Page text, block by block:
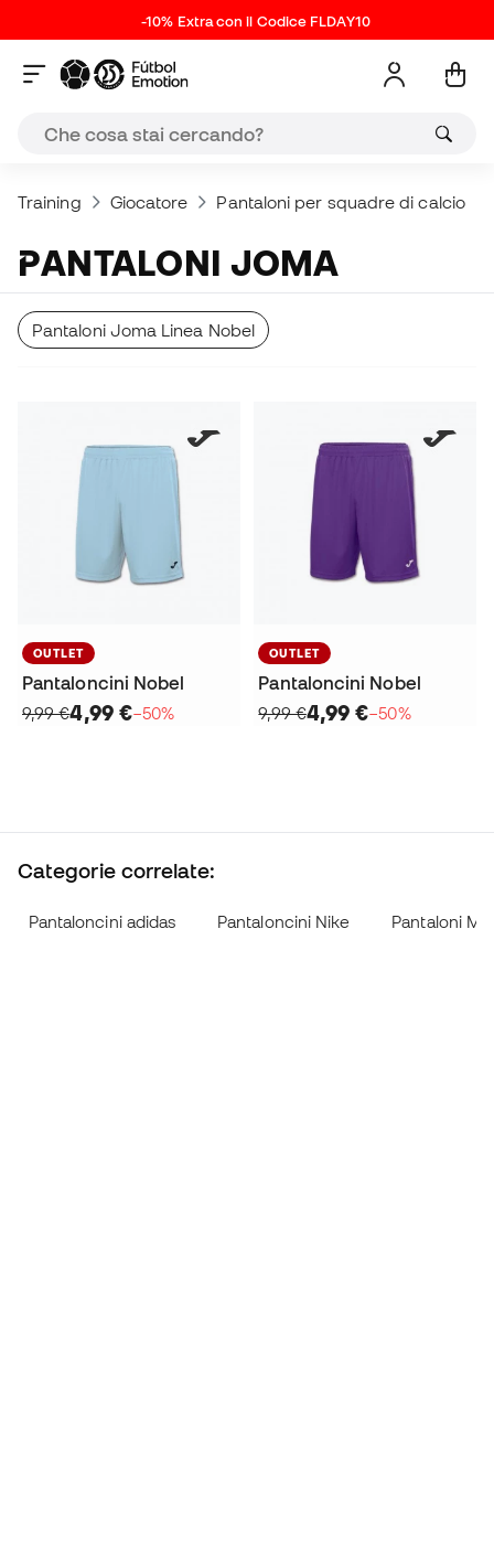
-10% Extra con il Codice FLDAY10
Training Giocatore Pantaloni per squadre di calcio
PANTALONI JOMA
Pantaloni Joma Linea Nobel
OUTLET
Pantaloncini Nobel
9,99 €4,99 €−50%
OUTLET
Pantaloncini Nobel
9,99 €4,99 €−50%
Categorie correlate:
Pantaloncini adidas Pantaloncini Nike Pantaloni